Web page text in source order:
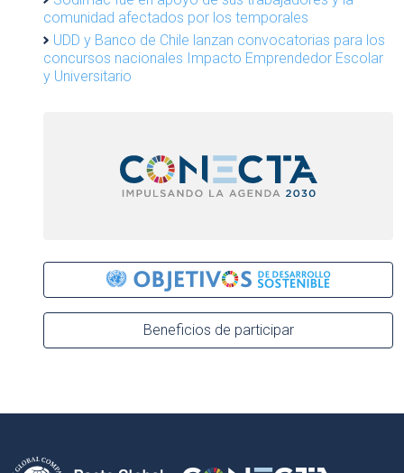
comunidad afectados por los temporales
UDD y Banco de Chile lanzan convocatorias para los
concursos nacionales Impacto Emprendedor Escolar
y Universitario
Beneficios de participar